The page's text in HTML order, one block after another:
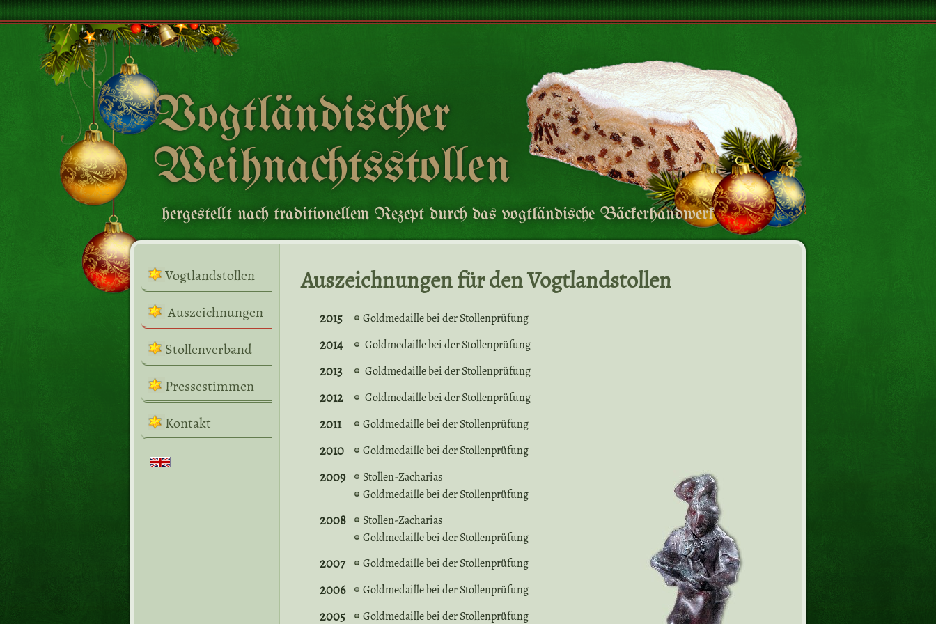
hergestellt nach traditionellem Rezept durch das vogtländische Bäckerhandwerk
Vogtländischer
Weihnachtsstollen
Vogtlandstollen
Auszeichnungen
Stollenverband
Pressestimmen
Kontakt
Auszeichnungen für den Vogtlandstollen
2015 Goldmedaille bei der Stollenprüfung
2014 Goldmedaille bei der Stollenprüfung
2013 Goldmedaille bei der Stollenprüfung
2012 Goldmedaille bei der Stollenprüfung
2011 Goldmedaille bei der Stollenprüfung
2010 Goldmedaille bei der Stollenprüfung
2009
Stollen-Zacharias
Goldmedaille bei der Stollenprüfung
2008
Stollen-Zacharias
Goldmedaille bei der Stollenprüfung
2007 Goldmedaille bei der Stollenprüfung
2006 Goldmedaille bei der Stollenprüfung
2005 Goldmedaille bei der Stollenprüfung